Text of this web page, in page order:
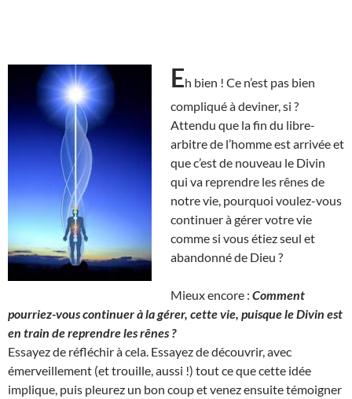
Eh bien ! Ce n’est pas bien
compliqué à deviner, si ?
Attendu que la fin du libre-
arbitre de l’homme est arrivée et
que c’est de nouveau le Divin
qui va reprendre les rênes de
notre vie, pourquoi voulez-vous
continuer à gérer votre vie
comme si vous étiez seul et
abandonné de Dieu ?
Mieux encore : Comment
pourriez-vous continuer à la gérer, cette vie, puisque le Divin est
en train de reprendre les rênes ?
Essayez de réfléchir à cela. Essayez de découvrir, avec
émerveillement (et trouille, aussi !) tout ce que cette idée
implique, puis pleurez un bon coup et venez ensuite témoigner